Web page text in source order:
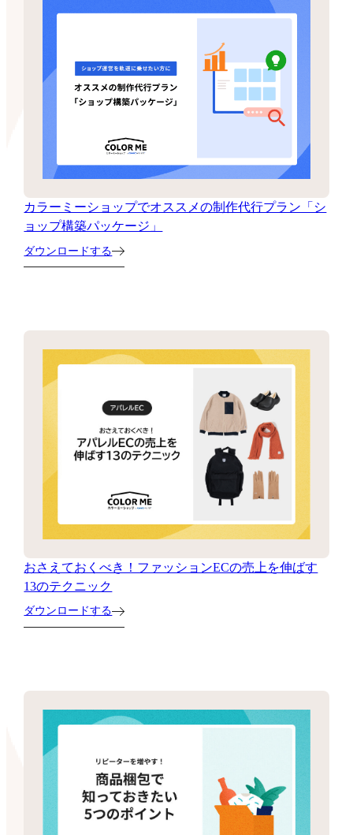
カラーミーショップでオススメの制作代行プラン「シ
ョップ構築パッケージ」
ダウンロードする
おさえておくべき！ファッションECの売上を伸ばす
13のテクニック
ダウンロードする